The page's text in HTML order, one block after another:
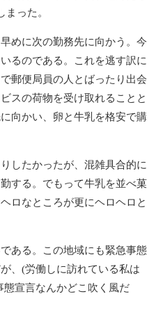
った。
めに次の勤務先に向かう。今
るのである。これを逃す訳に
郵便局員の人とばったり出会
スの荷物を受け取れることと
向かい、卵と牛乳を格安で購
したかったが、混雑具合的に
する。でもって牛乳を並べ菓
ロなところが更にヘロヘロと
ある。この地域にも緊急事態
、(労働しに訪れている私は
態宣言なんかどこ吹く風だ